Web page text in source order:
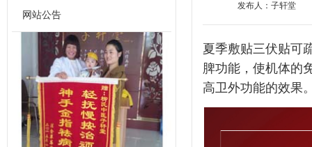
网站公告
发布人：子轩堂
夏季敷贴三伏贴可
脾功能，使机体的
高卫外功能的效果